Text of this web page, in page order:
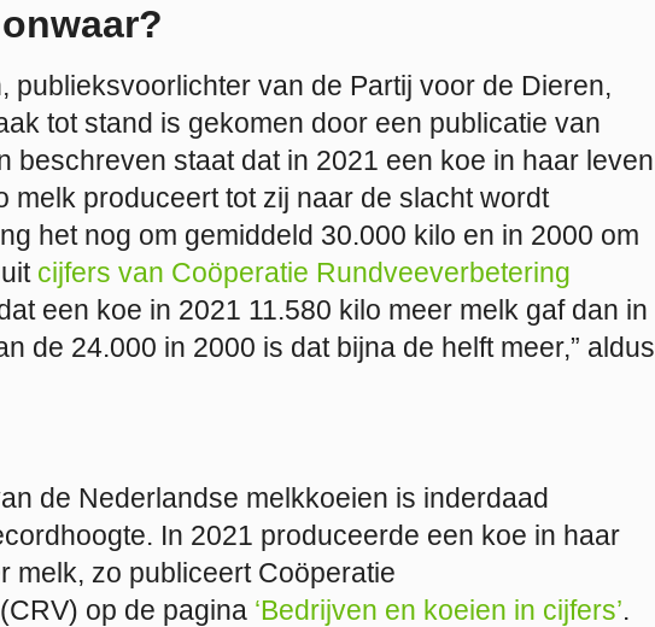
publieksvoorlichter van de Partij voor de Dieren,
tot stand is gekomen door een publicatie van
beschreven staat dat in 2021 een koe in haar leven
melk produceert tot zij naar de slacht wordt
het nog om gemiddeld 30.000 kilo en in 2000 om
cijfers van Coöperatie Rundveeverbetering
een koe in 2021 11.580 kilo meer melk gaf dan in
de 24.000 in 2000 is dat bijna de helft meer,” aldus
de Nederlandse melkkoeien is inderdaad
In 2021 produceerde een koe in haar
melk, zo publiceert Coöperatie
op de pagina ‘Bedrijven en koeien in cijfers’.